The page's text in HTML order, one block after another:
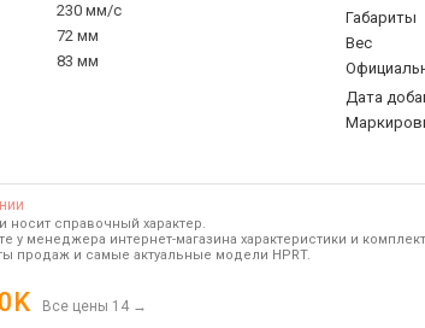
230 мм/с
72 мм
83 мм
Габариты
Вес
Дата
справочный характер.
у менеджера интернет-магазина характеристики и
продаж и самые актуальные модели HPRT.
Все цены 14 →